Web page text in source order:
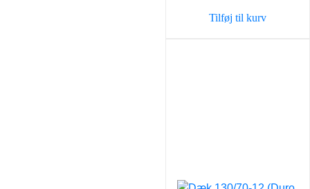
399,00 kr..
Tilføj til kurv